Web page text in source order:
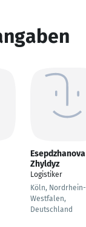
Esepdzhanova
Zhyldyz
Logistiker
Köln, Nordrhein-
Westfalen,
Deutschland